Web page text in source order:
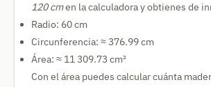
120 cmen la calculadora y obtienes de
Radio: 60 cm
Circunferencia: ≈ 376.99 cm
Área: ≈ 11 309.73 cm²
Con el área puedes calcular cuánta